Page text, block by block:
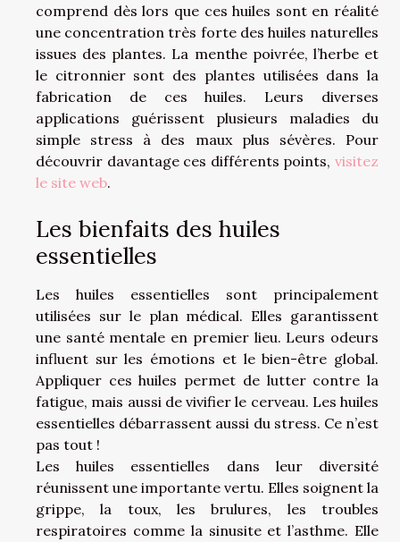
comprend dès lors que ces huiles sont en réalité
une concentration très forte des huiles naturelles
issues des plantes. La menthe poivrée, l’herbe et
le citronnier sont des plantes utilisées dans la
fabrication de ces huiles. Leurs diverses
applications guérissent plusieurs maladies du
simple stress à des maux plus sévères. Pour
découvrir davantage ces différents points, visitez
le site web.
Les bienfaits des huiles
essentielles
Les huiles essentielles sont principalement
utilisées sur le plan médical. Elles garantissent
une santé mentale en premier lieu. Leurs odeurs
influent sur les émotions et le bien-être global.
Appliquer ces huiles permet de lutter contre la
fatigue, mais aussi de vivifier le cerveau. Les huiles
essentielles débarrassent aussi du stress. Ce n’est
pas tout !
Les huiles essentielles dans leur diversité
réunissent une importante vertu. Elles soignent la
grippe, la toux, les brulures, les troubles
respiratoires comme la sinusite et l’asthme. Elle